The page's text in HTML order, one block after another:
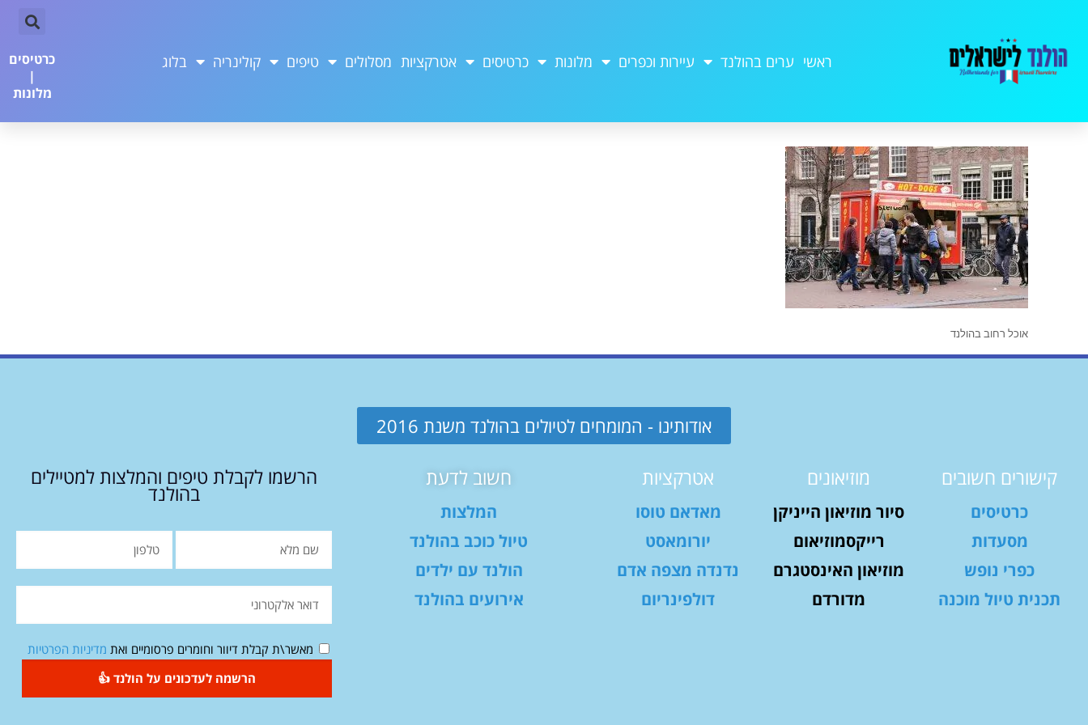
ראשי ערים בהולנד עיירות וכפרים מלונות כרטיסים אטרקציות מסלולים טיפים קולינריה בלוג
כרטיסים
|
מלונות
אוכל רחוב בהולנד
אודותינו - המומחים לטיולים בהולנד משנת 2016
קישורים חשובים
כרטיסים
מסעדות
כפרי נופש
תכנית טיול מוכנה
מוזיאונים
סיור מוזיאון הייניקן
רייקסמוזיאום
מוזיאון האינסטגרם
מדורדם
אטרקציות
מאדאם טוסו
יורומאסט
נדנדה מצפה אדם
דולפינריום
חשוב לדעת
המלצות
טיול כוכב בהולנד
הולנד עם ילדים
אירועים בהולנד
הרשמו לקבלת טיפים והמלצות למטיילים
בהולנד
מאשר\ת קבלת דיוור וחומרים פרסומיים ואת מדיניות הפרטיות
הרשמה לעדכונים על הולנד 👍